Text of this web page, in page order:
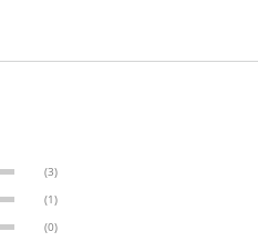
(3)
(1)
(0)